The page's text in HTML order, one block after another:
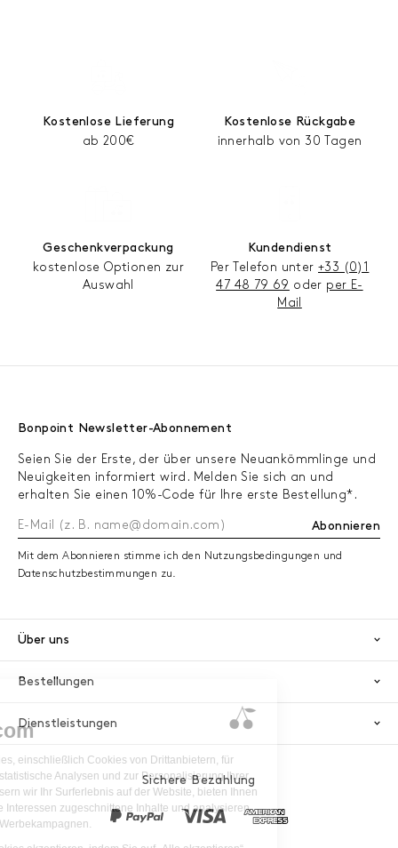
Kostenlose Lieferung
ab 200€
Kostenlose Rückgabe
innerhalb von 30 Tagen
Geschenkverpackung
kostenlose Optionen zur
Auswahl
Kundendienst
Per Telefon unter +33 (0)1
47 48 79 69 oder per E-
Mail
Bonpoint Newsletter-Abonnement
Seien Sie der Erste, der über unsere Neuankömmlinge und
Neuigkeiten informiert wird. Melden Sie sich an und
erhalten Sie einen 10%-Code für Ihre erste Bestellung*.
Abonnieren
Mit dem Abonnieren stimme ich den Nutzungsbedingungen und
Datenschutzbestimmungen zu.
Über uns
Bestellungen
Dienstleistungen
Sichere Bezahlung
PayPal
Visa